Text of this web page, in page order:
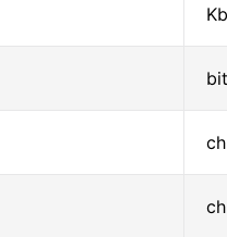
bit
ch
ch